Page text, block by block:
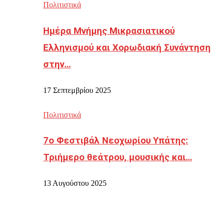
Πολιτιστικά
Ημέρα Μνήμης Μικρασιατικού
Ελληνισμού και Χορωδιακή Συνάντηση
στην…
17 Σεπτεμβρίου 2025
Πολιτιστικά
7ο Φεστιβάλ Νεοχωρίου Υπάτης:
Τριήμερο θεάτρου, μουσικής και…
13 Αυγούστου 2025